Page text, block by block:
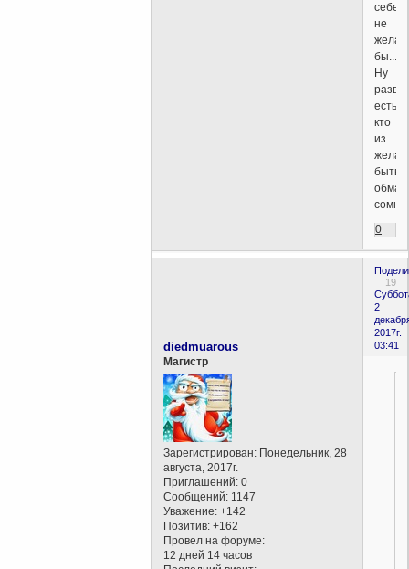
себе
не
желал
бы....
Ну
разве
есть
кто
из
быть
0
19
2
2017г.
03:41
diedmuarous
Магистр
Зарегистрирован: Понедельник, 28
августа, 2017г.
Приглашений: 0
Сообщений: 1147
Уважение: +142
Позитив: +162
Провел на форуме:
12 дней 14 часов